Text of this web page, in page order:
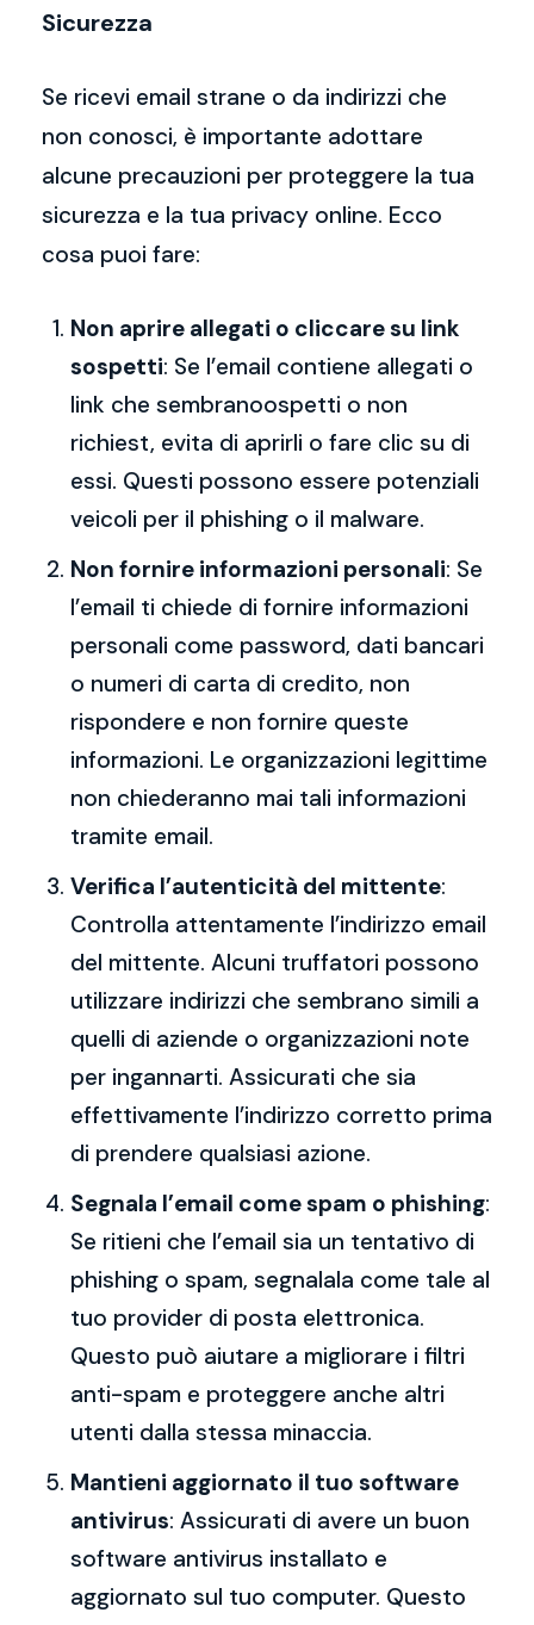
Sicurezza
Se ricevi email strane o da indirizzi che
non conosci, è importante adottare
alcune precauzioni per proteggere la tua
sicurezza e la tua privacy online. Ecco
cosa puoi fare:
Non aprire allegati o cliccare su link
sospetti: Se l’email contiene allegati o
link che sembranoospetti o non
richiest, evita di aprirli o fare clic su di
essi. Questi possono essere potenziali
veicoli per il phishing o il malware.
Non fornire informazioni personali: Se
l’email ti chiede di fornire informazioni
personali come password, dati bancari
o numeri di carta di credito, non
rispondere e non fornire queste
informazioni. Le organizzazioni legittime
non chiederanno mai tali informazioni
tramite email.
Verifica l’autenticità del mittente:
Controlla attentamente l’indirizzo email
del mittente. Alcuni truffatori possono
utilizzare indirizzi che sembrano simili a
quelli di aziende o organizzazioni note
per ingannarti. Assicurati che sia
effettivamente l’indirizzo corretto prima
di prendere qualsiasi azione.
Segnala l’email come spam o phishing:
Se ritieni che l’email sia un tentativo di
phishing o spam, segnalala come tale al
tuo provider di posta elettronica.
Questo può aiutare a migliorare i filtri
anti-spam e proteggere anche altri
utenti dalla stessa minaccia.
Mantieni aggiornato il tuo software
antivirus: Assicurati di avere un buon
software antivirus installato e
aggiornato sul tuo computer. Questo